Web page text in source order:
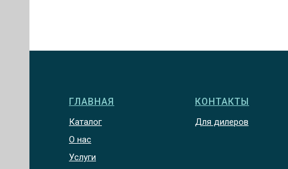
ГЛАВНАЯ
Каталог
О нас
Услуги
КОНТАКТЫ
Для дилеров